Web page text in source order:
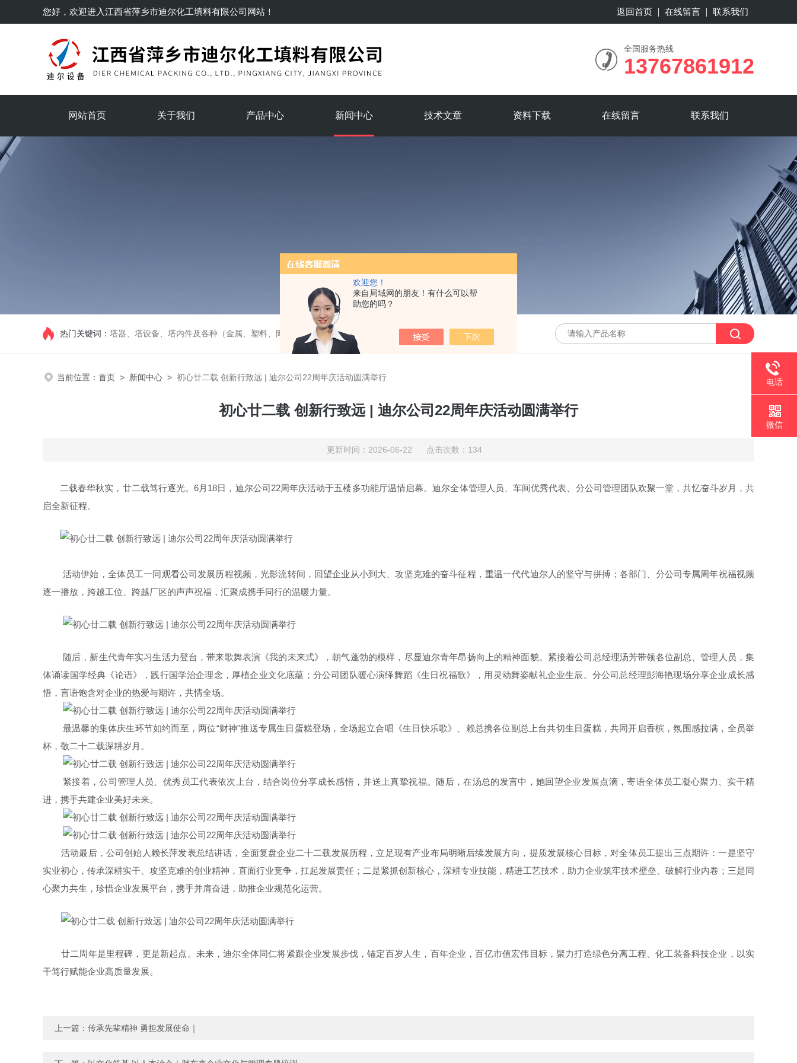
欢迎您！
来自局域网的朋友！有什么可以帮
助您的吗？
您好，欢迎进入江西省萍乡市迪尔化工填料有限公司网站！ 返回首页 在线留言 联系我们
全国服务热线
13767861912
网站首页 关于我们 产品中心 新闻中心 技术文章 资料下载 在线留言 联系我们
热门关键词： 塔器、塔设备、塔内件及各种（金属、塑料、陶瓷）填料的成套装置项目
当前位置： 首页 > 新闻中心 > 初心廿二载 创新行致远 | 迪尔公司22周年庆活动圆满举行
初心廿二载 创新行致远 | 迪尔公司22周年庆活动圆满举行
更新时间：2026-06-22 点击次数：134
二载春华秋实，廿二载笃行逐光。6月18日， 迪尔公司22周年庆活动于五楼多功能厅温情启幕。迪尔全体管理人员、车间优秀代表、分公司管理团队欢聚一堂，共忆奋斗岁月，共
启全新征程。
活动伊始，全体员工一同观看公司发展历程视频，光影流转间，回望企业从小到大、攻坚克难的奋斗征程，重温一代代迪尔人的坚守与拼搏；各部门、分公司专属周年祝福视频
逐一播放，跨越工位、跨越厂区的声声祝福，汇聚成携手同行的温暖力量。
随后，新生代青年实习生活力登台，带来歌舞表演《我的未来式》，朝气蓬勃的模样，尽显迪尔青年昂扬向上的精神面貌。紧接着公司总经理汤芳带领各位副总、管理人员，集
体诵读国学经典 《论语》
，践行国学治企理念，厚植企业文化底蕴；分公司团队暖心演绎舞蹈《生日祝福歌》，用灵动舞姿献礼企业生辰。分公司总经理彭海艳现场分享企业成长感
悟，言语饱含对企业的热爱与期许，共情全场。
最温馨的集体庆生环节如约而至，两位“财神"推送专属生日蛋糕登场，全场起立合唱《生日快乐歌》、 赖总携各位副总上台共切生日蛋糕，共同开启香槟，氛围感拉满， 全员举
杯，敬二十二载深耕岁月。
紧接着，公司管理人员、优秀员工代表依次上台，结合岗位分享成长感悟，并送上真挚祝福。随后，在汤总的发言中，她回望企业发展点滴，寄语全体员工凝心聚力、实干精
进，携手共建企业美好未来。
活动最后，公司创始人赖长萍发表总结讲话，全面复盘企业二十二载发展历程，立足现有产业布局明晰后续发展方向，提质发展核心目标，对全体员工提出三点期许：一是坚守
实业初心，传承深耕实干、攻坚克难的创业精神，直面行业竞争，扛起发展责任；二是紧抓创新核心，深耕专业技能，精进工艺技术，助力企业筑牢技术壁垒、破解行业内卷；三是同
心聚力共生，珍惜企业发展平台，携手并肩奋进，助推企业规范化运营。
廿二周年是里程碑，更是新起点。未来，迪尔全体同仁将紧跟企业发展步伐，锚定百岁人生，百年企业，百亿市值宏伟目标，聚力打造绿色分离工程、化工装备科技企业，以实
干笃行赋能企业高质量发展。
上一篇： 传承先辈精神 勇担发展使命｜
电话
微信